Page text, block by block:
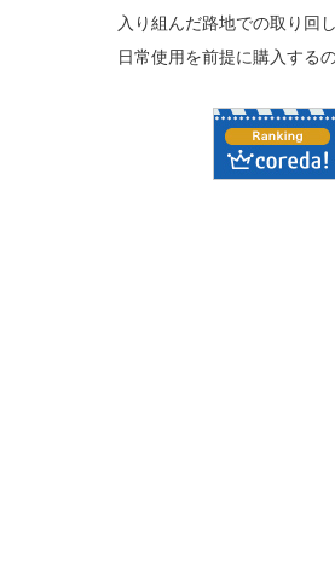
入り組んだ路地での取り回
日常使用を前提に購入する